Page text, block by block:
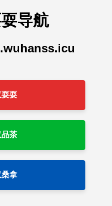
导航
耍
茶
拿